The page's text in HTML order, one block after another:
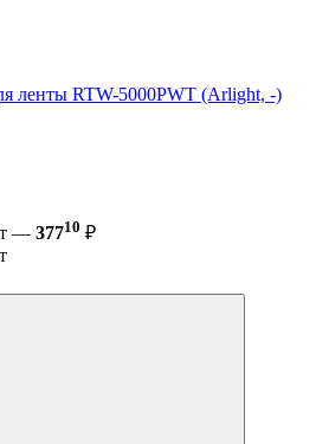
ленты RTW-5000PWT (Arlight, -)
— 37710 ₽